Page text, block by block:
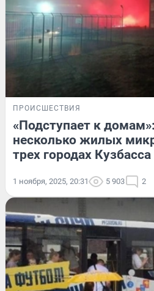
ПРОИСШЕСТВИЯ
«Подступает к
несколько жилых
трех городах Кузбасса
1 ноября, 2025, 20:31 5 903 2